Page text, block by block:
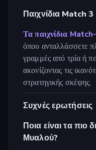
Παιχνίδια Match 3
Τα παιχνίδια
όπου ανταλλάσσετε
γραμμές από τρία ή
ακονίζοντας τις
στρατηγικής σκέψης.
Συχνές ερωτήσεις
Ποια είναι τα πιο
Μυαλού?